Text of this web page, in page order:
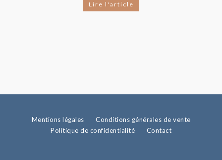
Lire l'article
Mentions légales
Conditions générales de vente
Politique de confidentialité
Contact